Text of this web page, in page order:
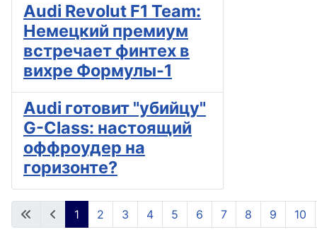
Audi Revolut F1 Team:
Немецкий премиум
встречает финтех в
вихре Формулы-1
Audi готовит "убийцу"
G-Class: настоящий
оффроудер на
горизонте?
Страница 1 из 28
1 2 3 4 5 6 7 8 9 10